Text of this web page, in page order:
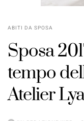
ABITI DA SPOSA
Sposa
tempo
Atelier